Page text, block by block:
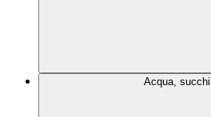
Acqua,